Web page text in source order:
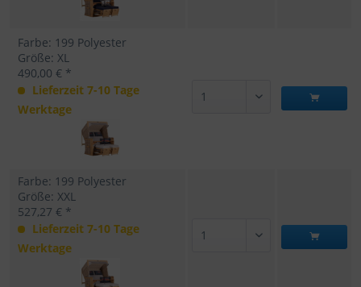
Farbe: 199 Polyester
Größe: XL
490,00 € *
Lieferzeit 7-10 Tage
Werktage
Farbe: 199 Polyester
Größe: XXL
527,27 € *
Lieferzeit 7-10 Tage
Werktage